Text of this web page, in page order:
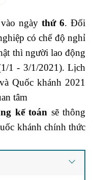
ngàythứ 6. Đối
có chế độ nghỉ
thì người lao động
1 - 3/1/2021). Lịch
Quốc khánh 2021
tâm
kế toán sẽ thông
khánh chính thức